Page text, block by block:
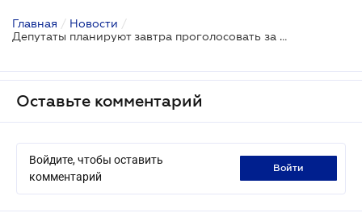
Главная / Новости /
Депутаты планируют завтра проголосовать за отмену двойного ЕСВ
Оставьте комментарий
Войдите, чтобы оставить
комментарий
войти